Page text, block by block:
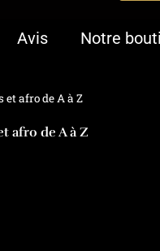
Avis Notre
et afro de A à Z
afro de A à Z